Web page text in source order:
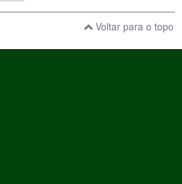
Voltar para o topo